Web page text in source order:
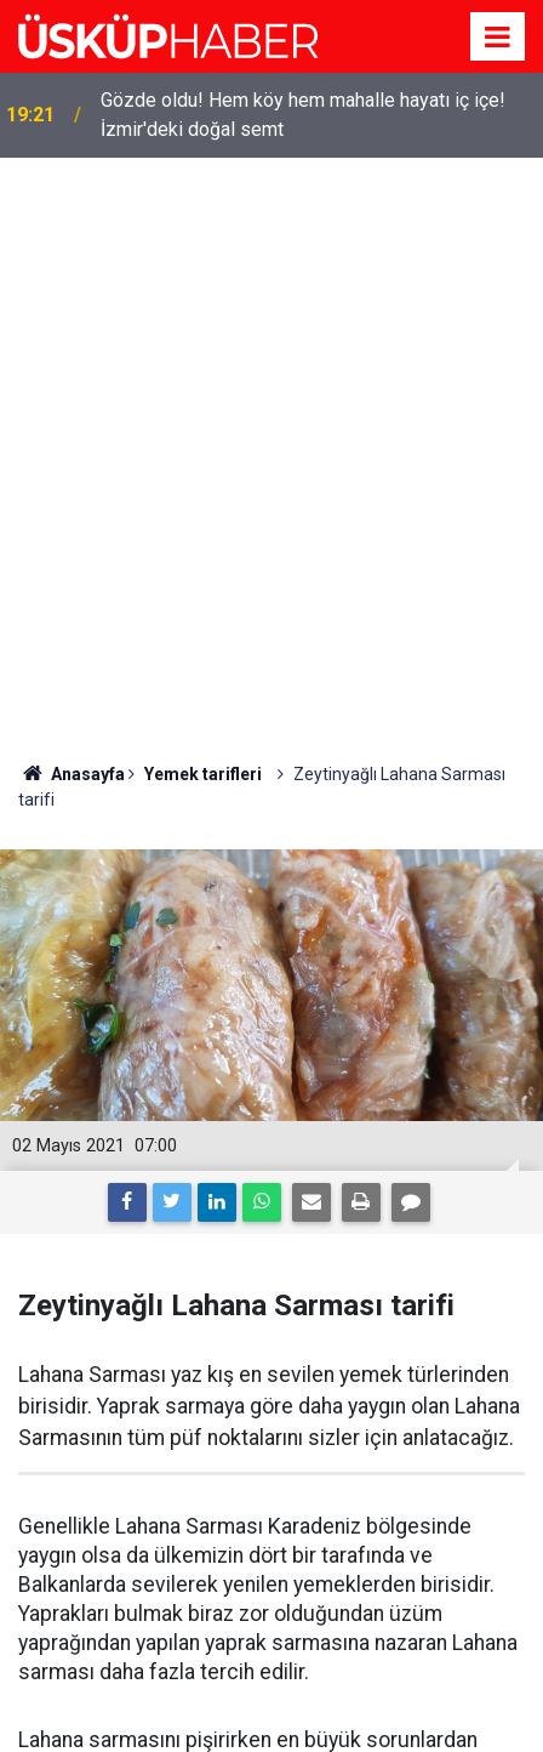
19:21
Gözde oldu! Hem köy hem mahalle hayatı iç içe!
İzmir'deki doğal semt
Anasayfa Yemek tarifleri
Zeytinyağlı Lahana Sarması
tarifi
07:00
02 Mayıs 2021
Zeytinyağlı Lahana Sarması tarifi
Lahana Sarması yaz kış en sevilen yemek türlerinden
birisidir. Yaprak sarmaya göre daha yaygın olan Lahana
Sarmasının tüm püf noktalarını sizler için anlatacağız.
Genellikle Lahana Sarması Karadeniz bölgesinde
yaygın olsa da ülkemizin dört bir tarafında ve
Balkanlarda sevilerek yenilen yemeklerden birisidir.
Yaprakları bulmak biraz zor olduğundan üzüm
yaprağından yapılan yaprak sarmasına nazaran Lahana
sarması daha fazla tercih edilir.
Lahana sarmasını pişirirken en büyük sorunlardan